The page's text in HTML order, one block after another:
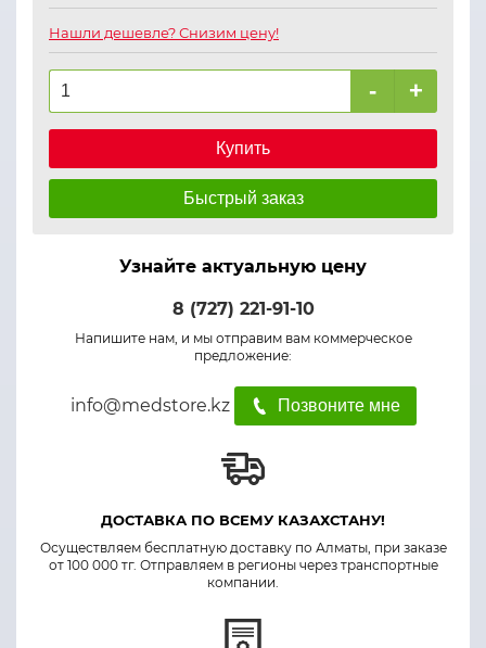
Нашли дешевле? Снизим цену!
- +
Купить
Быстрый заказ
Узнайте актуальную цену
8 (727) 221-91-10
Напишите нам, и мы отправим вам коммерческое
предложение:
info@medstore.kz Позвоните мне
ДОСТАВКА ПО ВСЕМУ КАЗАХСТАНУ!
Осуществляем бесплатную доставку по Алматы, при заказе
от 100 000 тг. Отправляем в регионы через транспортные
компании.